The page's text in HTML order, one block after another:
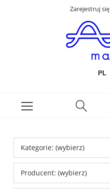
Zarejestruj się
Kategorie: (wybierz)
Producent: (wybierz)